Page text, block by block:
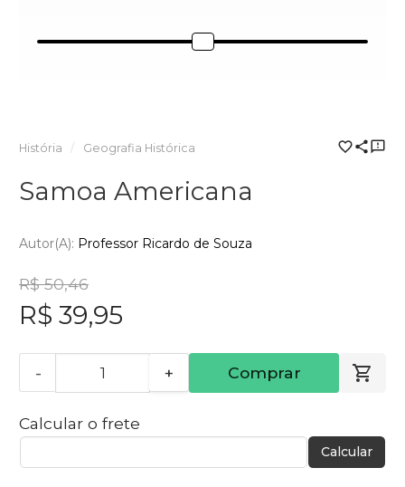
História Geografia Histórica
Samoa Americana
Autor(a): Professor Ricardo de Souza
R$ 50,46
R$ 39,95
- + Comprar
Calcular o frete
Calcular